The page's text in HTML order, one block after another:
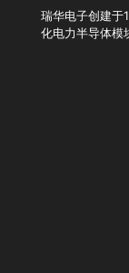
瑞华电子创建于
化电力半导体模